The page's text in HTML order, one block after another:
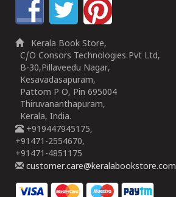
Kerala Book Store,
C/O Consors Technologies Pvt Ltd,
B-30,Pillaveedu Nagar,
Kesavadasapuram,
Pattom P O, Pin 695004
Thiruvananthapuram,
Kerala, India.
+919447945175,
+91471-2554670,
+91471-4851175
customer.care@keralabookstore.com